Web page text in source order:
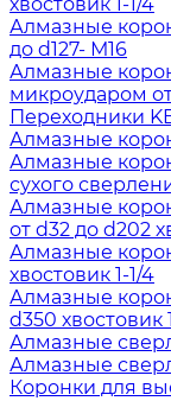
Алмазные
до d127- М16
Алмазные
микроударом
Переходники
Алмазные
Алмазные
сухого
Алмазные
от d32 до d202
Алмазные
хвостовик 1-1/4
Алмазные
d350 хвостовик
Алмазные
Алмазные
Коронки для